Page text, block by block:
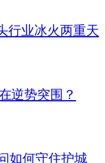
行业冰火两重天
逆势突围？
如何守住护城